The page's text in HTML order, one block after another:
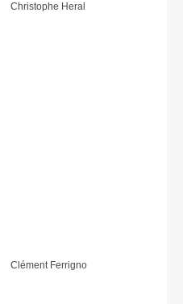
Christophe Heral
Clément Ferrigno